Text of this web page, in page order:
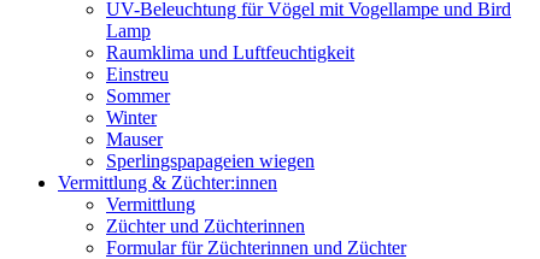
UV-Beleuchtung für Vögel mit Vogellampe und Bird
Lamp
Raumklima und Luftfeuchtigkeit
Einstreu
Sommer
Winter
Mauser
Sperlingspapageien wiegen
Vermittlung & Züchter:innen
Vermittlung
Züchter und Züchterinnen
Formular für Züchterinnen und Züchter